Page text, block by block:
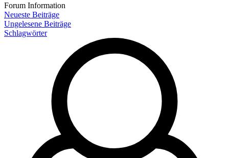
Forum Information
Neueste Beiträge
Ungelesene Beiträge
Schlagwörter